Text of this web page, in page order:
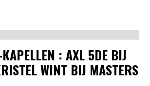
: AXL 5DE BIJ
WINT BIJ MASTERS